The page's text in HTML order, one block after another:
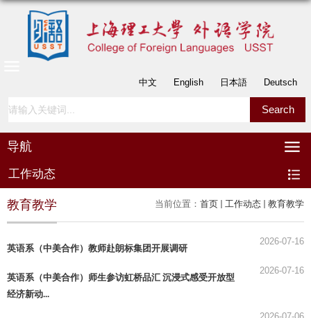
中文 English 日本語 Deutsch
导航
工作动态
当前位置： 首页 工作动态 教育教学
教育教学
英语系（中美合作）教师赴朗标集团开展调研
2026-07-16
英语系（中美合作）师生参访虹桥品汇 沉浸式感受开放型
经济新动...
2026-07-16